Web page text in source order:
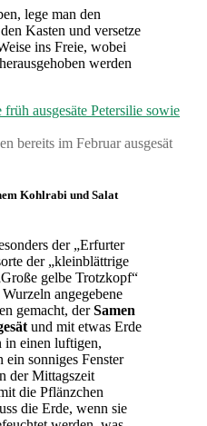
lege man den
Kasten und versetze
ins Freie, wobei
werden
bereits im Februar ausgesät
Kohlrabi und Salat
der „Erfurter
der „kleinblättrige
gelbe Trotzkopf“
angegebene
gemacht, derSamen
und mit etwas Erde
in einen luftigen,
sonniges Fenster
der Mittagszeit
die Pflänzchen
die Erde, wenn sie